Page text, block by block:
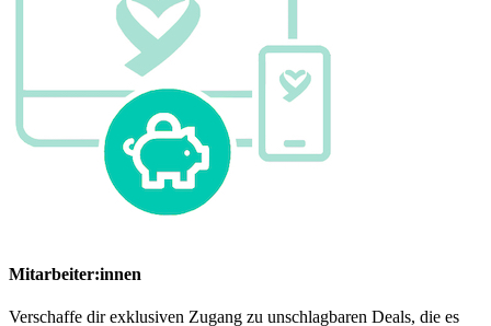
Mitarbeiter:innen
Verschaffe dir exklusiven Zugang zu unschlagbaren Deals, die es